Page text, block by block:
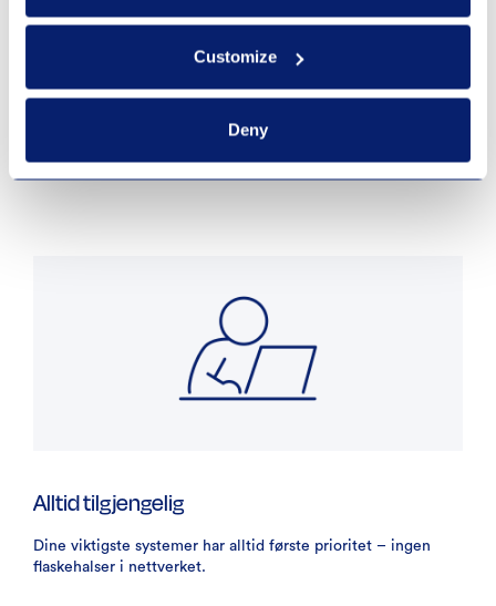
Customize
Deny
Alltid tilkoblet nett
En 4G-forbindelse slår automatisk inn om uhell skulle
Alltid tilgjengelig
Dine viktigste systemer har alltid første prioritet – ingen
flaskehalser i nettverket.